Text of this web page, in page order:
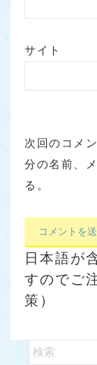
サイト
次回のコメ
分の名前、
る。
日本語が
すのでご
策）